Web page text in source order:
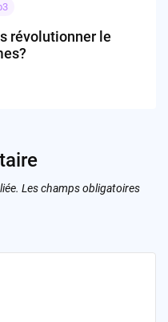
révolutionner le
Les champs obligatoires